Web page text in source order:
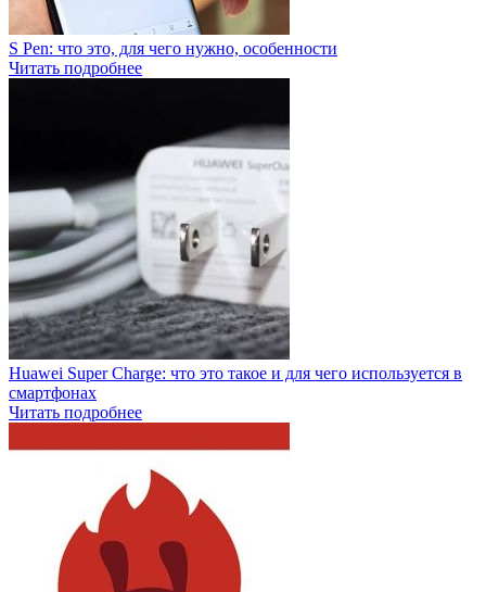
S Pen: что это, для чего нужно, особенности
Читать подробнее
Huawei Super Charge: что это такое и для чего используется в
смартфонах
Читать подробнее